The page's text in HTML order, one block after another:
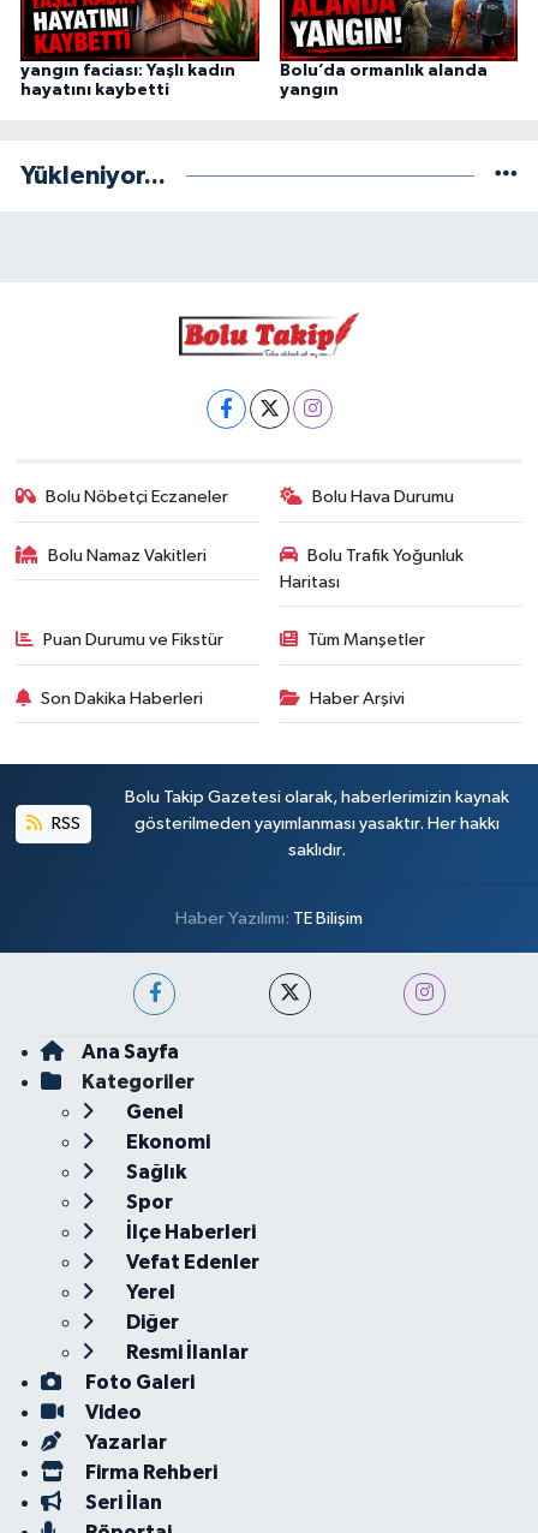
yangın faciası: Yaşlı kadın
hayatını kaybetti
Bolu’da ormanlık alanda
yangın
Yükleniyor...
Bolu Nöbetçi Eczaneler Bolu Hava Durumu
Bolu Namaz Vakitleri
Bolu Trafik Yoğunluk
Haritası
Puan Durumu ve Fikstür Tüm Manşetler
Son Dakika Haberleri Haber Arşivi
RSS
Bolu Takip Gazetesi olarak, haberlerimizin kaynak
gösterilmeden yayımlanması yasaktır. Her hakkı
saklıdır.
Haber Yazılımı: TE Bilişim
Ana Sayfa
Kategoriler
Genel
Ekonomi
Sağlık
Spor
İlçe Haberleri
Vefat Edenler
Yerel
Diğer
Resmi İlanlar
Foto Galeri
Video
Yazarlar
Firma Rehberi
Seri İlan